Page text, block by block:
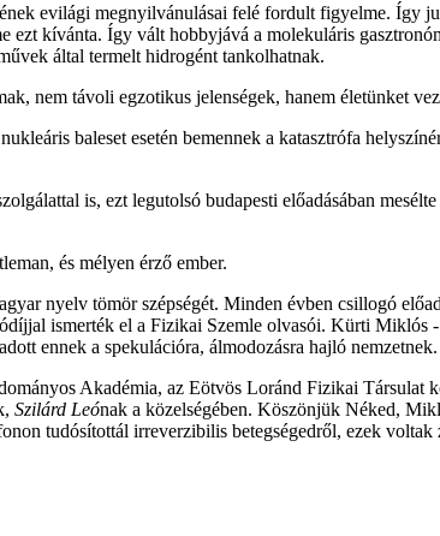
evilági megnyilvánulásai felé fordult figyelme. Így
kívánta. Így vált hobbyjává a molekuláris
által termelt hidrogént tankolhatnak.
nem távoli egzotikus jelenségek, hanem életünket
baleset esetén bemennek a katasztrófa
is, ezt legutolsó budapesti előadásában
és mélyen érző ember.
nyelv tömör szépségét. Minden évben csillogó
ismerték el a Fizikai Szemle olvasói. Kürti Miklós
ennek a spekulációra, álmodozásra hajló nemzetnek.
Akadémia, az Eötvös Loránd Fizikai Társulat
Szilárd Leónak a közelségében. Köszönjük Néked,
tudósítottál irreverzibilis betegségedről, ezek voltak